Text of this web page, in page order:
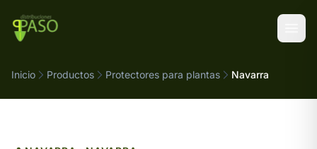
Inicio Productos Protectores para plantas Navarra